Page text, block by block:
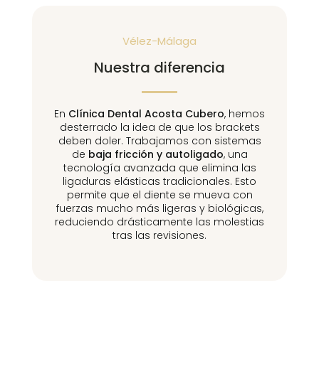
Vélez-Málaga
Nuestra diferencia
En Clínica Dental Acosta Cubero, hemos
desterrado la idea de que los brackets
deben doler. Trabajamos con sistemas
de baja fricción y autoligado, una
tecnología avanzada que elimina las
ligaduras elásticas tradicionales. Esto
permite que el diente se mueva con
fuerzas mucho más ligeras y biológicas,
reduciendo drásticamente las molestias
tras las revisiones.